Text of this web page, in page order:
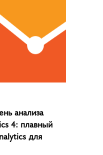
анализа
4: плавный
для